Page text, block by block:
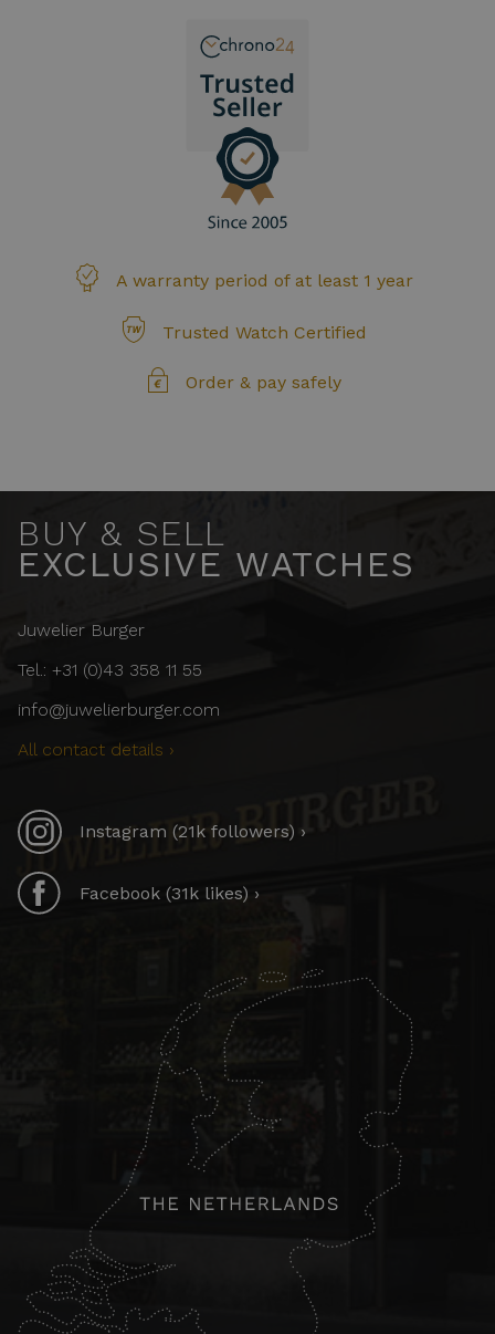
A warranty period of at least 1 year
Trusted Watch Certified
Order & pay safely
BUY & SELL
EXCLUSIVE WATCHES
Juwelier Burger
Tel.: +31 (0)43 358 11 55
info@juwelierburger.com
All contact details ›
Instagram (21k followers) ›
Facebook (31k likes) ›